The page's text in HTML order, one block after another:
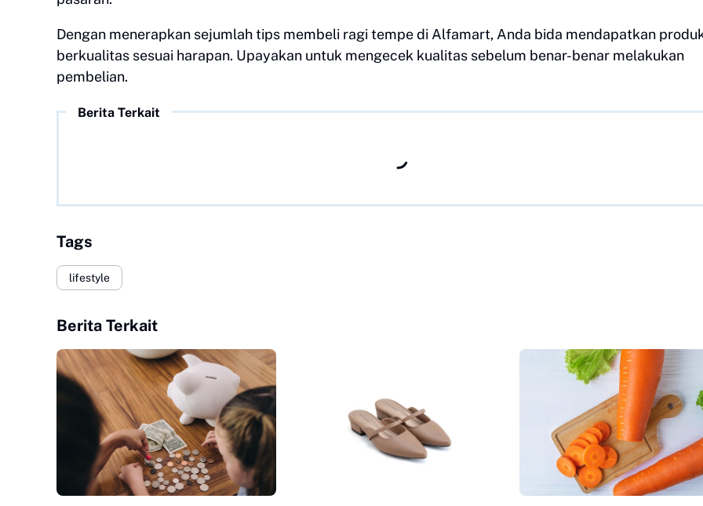
Dengan menerapkan sejumlah tips membeli ragi tempe di Alfamart, Anda bida mendapatkan
berkualitas sesuai harapan. Upayakan untuk mengecek kualitas sebelum benar-benar melakukan
pembelian.
Berita Terkait
Tags
lifestyle
Berita Terkait